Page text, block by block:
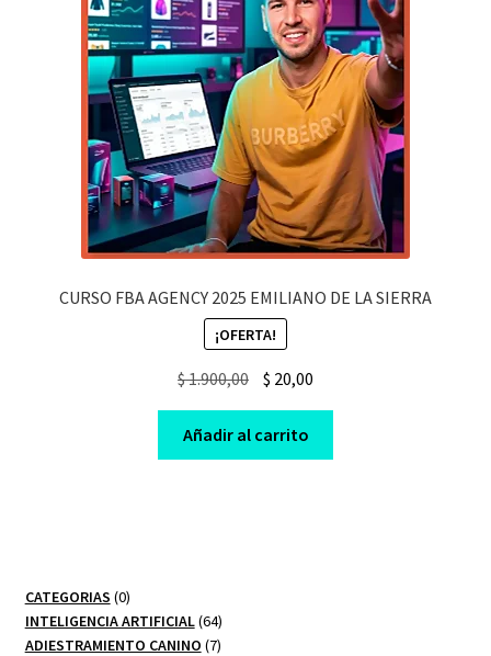
CURSO FBA AGENCY 2025 EMILIANO DE LA SIERRA
¡OFERTA!
$1.900,00
Original
price
was:
$ 1.900,00.
$ 20,00Current
price
$ 20,00.
Añadir al carrito
CATEGORIAS 00
productos
INTELIGENCIA ARTIFICIAL 6464
productos
ADIESTRAMIENTO CANINO 77